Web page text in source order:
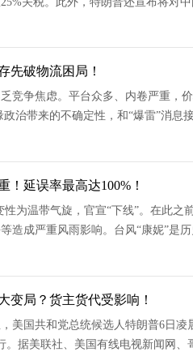
后签署的的第一个行政命令之一。
先破物流困局！
竞争焦虑。平台众多、内卷严重，
治带来的不确定性，和“爆雷”消息
节都是跨境电商圈的重要节点，
延误率最高达100%！
为温带气旋，官宣“下线”。在此之
造成严重风雨影响。台风“康妮”是
个主要集装箱港口造成了一
变局？货主货代受影响！
美国共和党总统候选人特朗普6日凌
据美联社、美国有线电视新闻网